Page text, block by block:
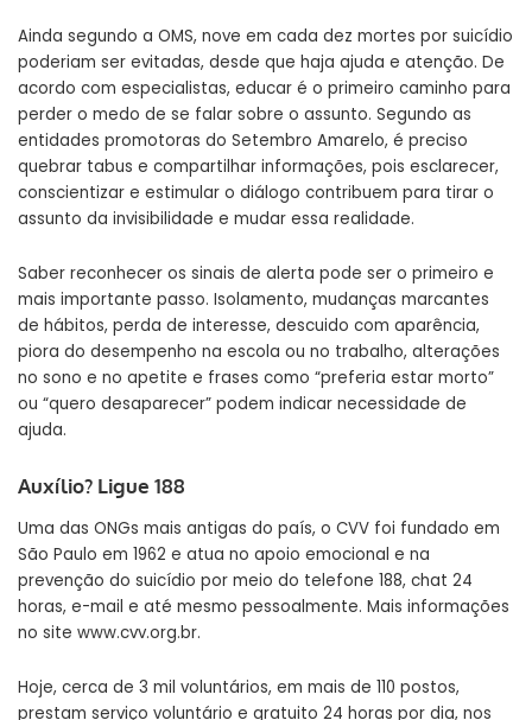
Ainda segundo a OMS, nove em cada dez mortes por suicídio
poderiam ser evitadas, desde que haja ajuda e atenção. De
acordo com especialistas, educar é o primeiro caminho para
perder o medo de se falar sobre o assunto. Segundo as
entidades promotoras do Setembro Amarelo, é preciso
quebrar tabus e compartilhar informações, pois esclarecer,
conscientizar e estimular o diálogo contribuem para tirar o
assunto da invisibilidade e mudar essa realidade.
Saber reconhecer os sinais de alerta pode ser o primeiro e
mais importante passo. Isolamento, mudanças marcantes
de hábitos, perda de interesse, descuido com aparência,
piora do desempenho na escola ou no trabalho, alterações
no sono e no apetite e frases como “preferia estar morto”
ou “quero desaparecer” podem indicar necessidade de
ajuda.
Auxílio? Ligue 188
Uma das ONGs mais antigas do país, o CVV foi fundado em
São Paulo em 1962 e atua no apoio emocional e na
prevenção do suicídio por meio do telefone 188, chat 24
horas, e-mail e até mesmo pessoalmente. Mais informações
no site www.cvv.org.br.
Hoje, cerca de 3 mil voluntários, em mais de 110 postos,
prestam serviço voluntário e gratuito 24 horas por dia, nos